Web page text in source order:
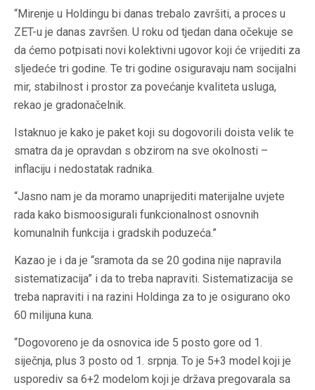
“Mirenje u Holdingu bi danas trebalo završiti, a proces u
ZET-u je danas završen. U roku od tjedan dana očekuje se
da ćemo potpisati novi kolektivni ugovor koji će vrijediti za
sljedeće tri godine. Te tri godine osiguravaju nam socijalni
mir, stabilnost i prostor za povećanje kvaliteta usluga,
rekao je gradonačelnik.
Istaknuo je kako je paket koji su dogovorili doista velik te
smatra da je opravdan s obzirom na sve okolnosti –
inflaciju i nedostatak radnika.
“Jasno nam je da moramo unaprijediti materijalne uvjete
rada kako bismoosigurali funkcionalnost osnovnih
komunalnih funkcija i gradskih poduzeća.”
Kazao je i da je “sramota da se 20 godina nije napravila
sistematizacija” i da to treba napraviti. Sistematizacija se
treba napraviti i na razini Holdinga za to je osigurano oko
60 milijuna kuna.
“Dogovoreno je da osnovica ide 5 posto gore od 1.
siječnja, plus 3 posto od 1. srpnja. To je 5+3 model koji je
usporediv sa 6+2 modelom koji je država pregovarala sa